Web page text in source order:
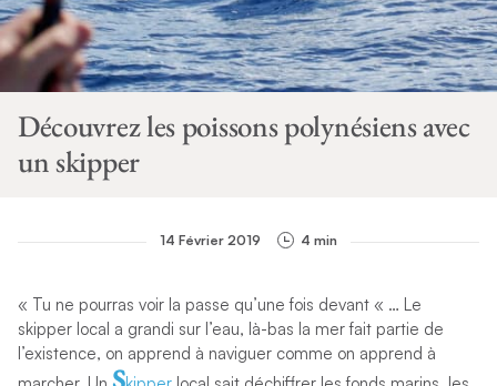
Découvrez les poissons polynésiens avec
un skipper
14 Février 2019 4 min
« Tu ne pourras voir la passe qu’une fois devant « … Le
skipper local a grandi sur l’eau, là-bas la mer fait partie de
l’existence, on apprend à naviguer comme on apprend à